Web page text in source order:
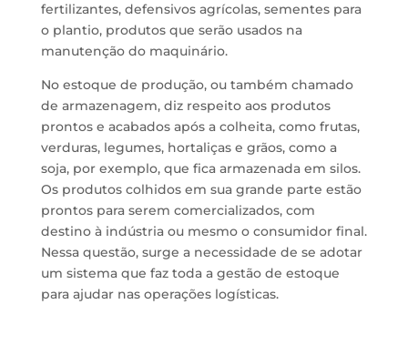
fertilizantes, defensivos agrícolas, sementes para
o plantio, produtos que serão usados na
manutenção do maquinário.
No estoque de produção, ou também chamado
de armazenagem, diz respeito aos produtos
prontos e acabados após a colheita, como frutas,
verduras, legumes, hortaliças e grãos, como a
soja, por exemplo, que fica armazenada em silos.
Os produtos colhidos em sua grande parte estão
prontos para serem comercializados, com
destino à indústria ou mesmo o consumidor final.
Nessa questão, surge a necessidade de se adotar
um sistema que faz toda a gestão de estoque
para ajudar nas operações logísticas.